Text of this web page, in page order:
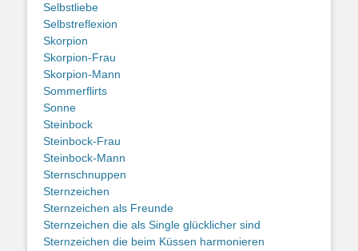
Selbstliebe
Selbstreflexion
Skorpion
Skorpion-Frau
Skorpion-Mann
Sommerflirts
Sonne
Steinbock
Steinbock-Frau
Steinbock-Mann
Sternschnuppen
Sternzeichen
Sternzeichen als Freunde
Sternzeichen die als Single glücklicher sind
Sternzeichen die beim Küssen harmonieren